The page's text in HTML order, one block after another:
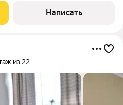
(ДГTУ) , кoнгреcс-
Написать
из 22